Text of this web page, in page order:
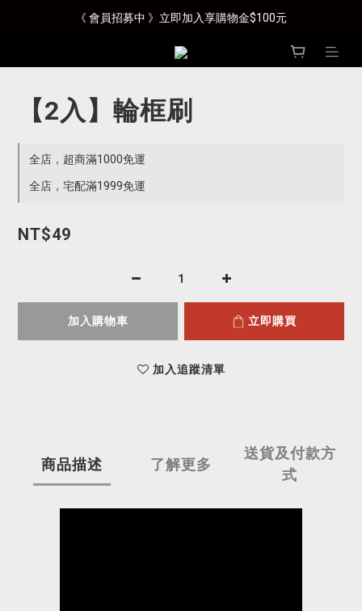
《 會員招募中 》立即加入享購物金$100元
【2入】輪框刷
全店，超商滿1000免運
全店，宅配滿1999免運
NT$49
加入購物車 立即購買
加入追蹤清單
商品描述 了解更多
送貨及付款方
式